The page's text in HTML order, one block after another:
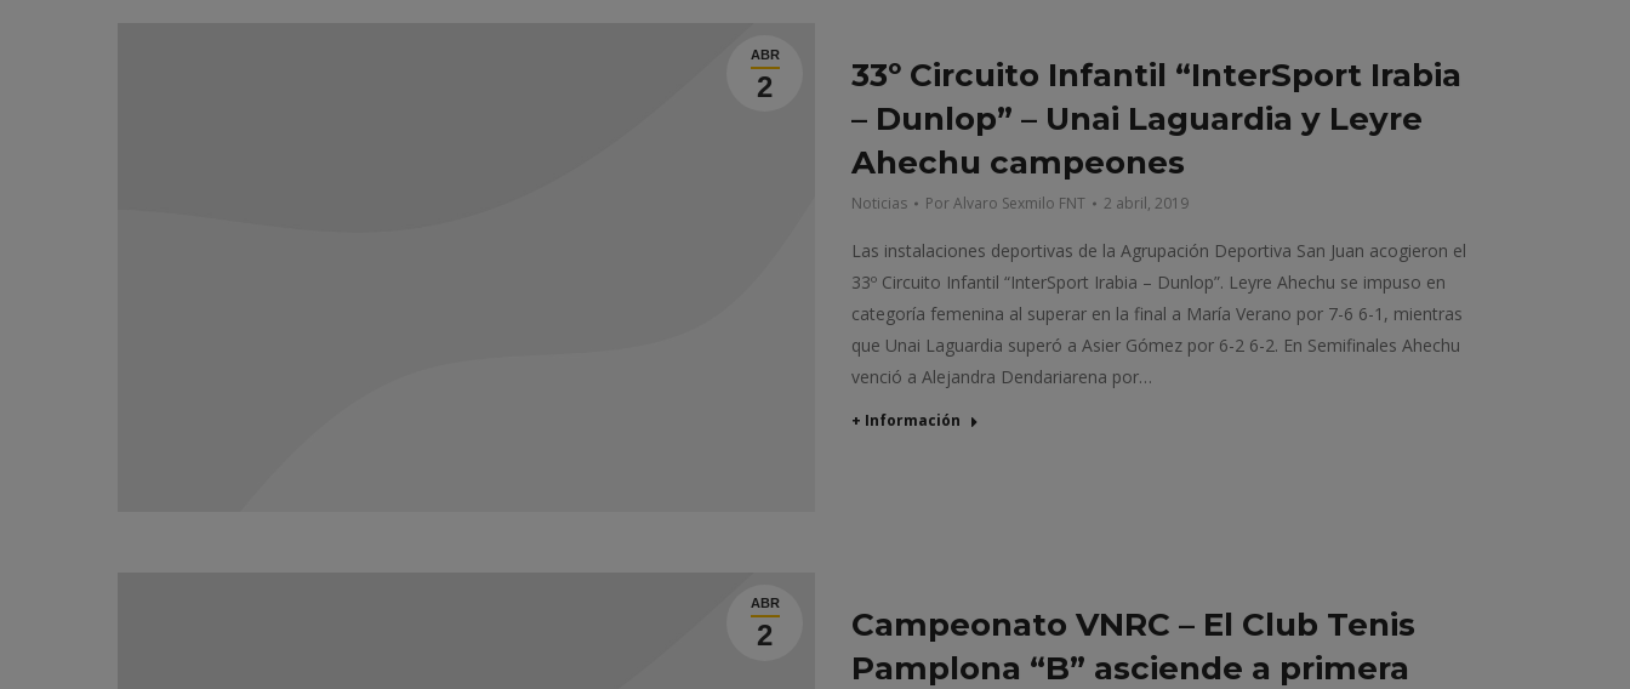
ABR
2
33º Circuito Infantil “InterSport Irabia
– Dunlop” – Unai Laguardia y Leyre
Ahechu campeones
Noticias PorAlvaro Sexmilo FNT 2 abril, 2019
Las instalaciones deportivas de la Agrupación Deportiva San Juan acogieron el
33º Circuito Infantil “InterSport Irabia – Dunlop”. Leyre Ahechu se impuso en
categoría femenina al superar en la final a María Verano por 7-6 6-1, mientras
que Unai Laguardia superó a Asier Gómez por 6-2 6-2. En Semifinales Ahechu
venció a Alejandra Dendariarena por…
+ Información
ABR
2
Campeonato VNRC – El Club Tenis
Pamplona “B” asciende a primera